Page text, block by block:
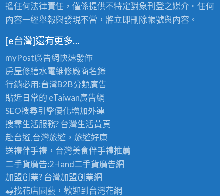
擔任何法律責任，僅係提供不特定對象刊登之媒介。任何
內容一經舉報與發現不當，將立即刪除帳號與內容。
[e台灣]還有更多…
myPost廣告網快速發佈
房屋修繕水電維修廠商名錄
行銷必用:台灣B2B分類廣告
貼近日常的 eTaiwan廣告網
SEO搜尋引擎優化增加外連
搜尋生活服務? 台灣生活黃頁
赴台遊,台灣旅遊，旅遊好康
送禮伴手禮，台灣美食伴手禮推薦
二手貨廣告:2Hand二手貨廣告網
加盟創業? 台灣加盟創業網
尋找花店園藝，歡迎到 台灣花網